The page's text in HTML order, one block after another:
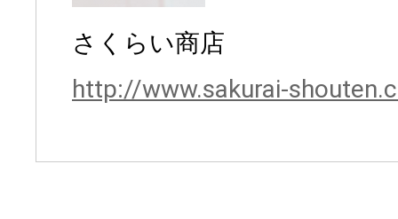
さくらい商店
http://www.sakurai-